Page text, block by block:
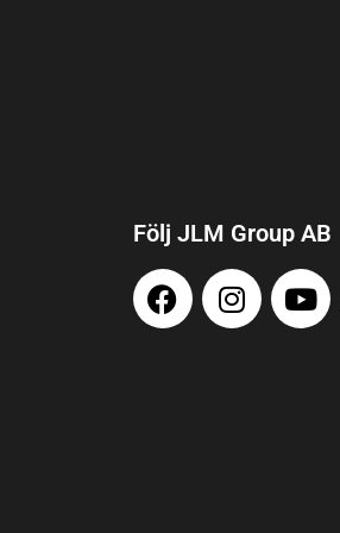
Följ JLM Group AB